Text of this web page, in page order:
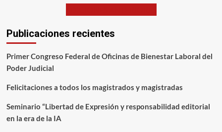
Publicaciones recientes
Primer Congreso Federal de Oficinas de Bienestar Laboral del
Poder Judicial
Felicitaciones a todos los magistrados y magistradas
Seminario “Libertad de Expresión y responsabilidad editorial
en la era de la IA